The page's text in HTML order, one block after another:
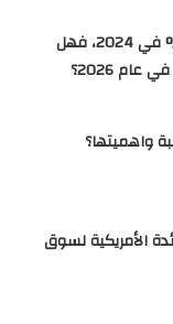
الذهب يرتفع بأكثر من 25% في 2024، فهل
2026؟
واهميتها؟
الأمريكية لسوق